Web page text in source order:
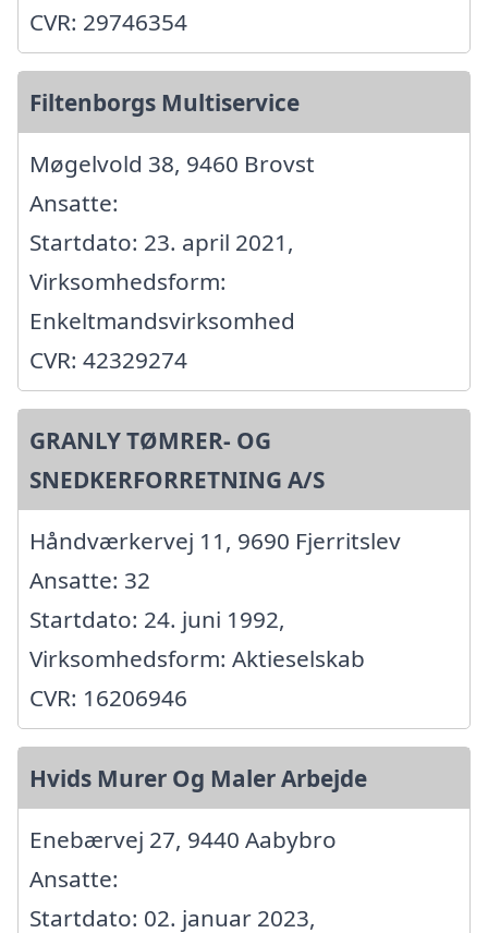
CVR: 29746354
Filtenborgs Multiservice
Møgelvold 38, 9460 Brovst
Ansatte:
Startdato: 23. april 2021,
Virksomhedsform:
Enkeltmandsvirksomhed
CVR: 42329274
GRANLY TØMRER- OG
SNEDKERFORRETNING A/S
Håndværkervej 11, 9690 Fjerritslev
Ansatte: 32
Startdato: 24. juni 1992,
Virksomhedsform: Aktieselskab
CVR: 16206946
Hvids Murer Og Maler Arbejde
Enebærvej 27, 9440 Aabybro
Ansatte:
Startdato: 02. januar 2023,